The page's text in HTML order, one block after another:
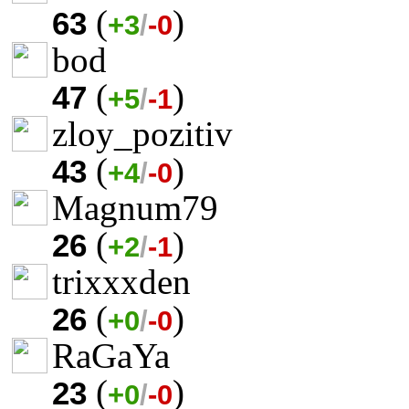
63 (+3/-0)
bod
47 (+5/-1)
zloy_pozitiv
43 (+4/-0)
Magnum79
26 (+2/-1)
trixxxden
26 (+0/-0)
RaGaYa
23 (+0/-0)